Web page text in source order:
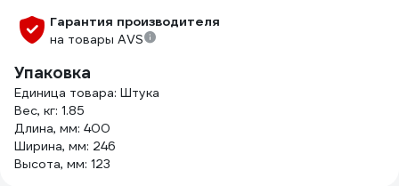
Гарантия производителя
на товары AVS
Упаковка
Единица товара: Штука
Вес, кг: 1.85
Длина, мм: 400
Ширина, мм: 246
Высота, мм: 123